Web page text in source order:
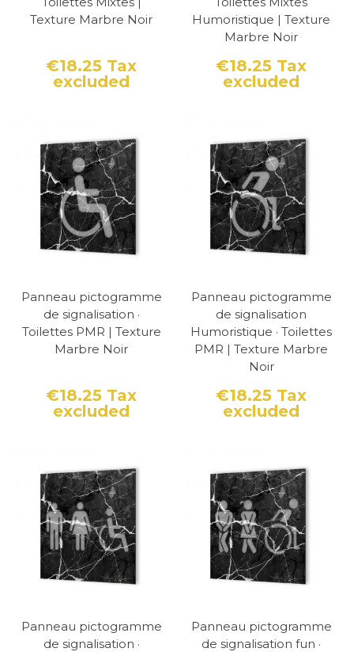
Texture Marbre Noir
Price
€18.25 Tax
excluded
Humoristique | Texture
Marbre Noir
Price
€18.25 Tax
excluded
Panneau pictogramme
de signalisation ·
Toilettes PMR | Texture
Marbre Noir
Price
€18.25 Tax
excluded
Panneau pictogramme
de signalisation
Humoristique · Toilettes
PMR | Texture Marbre
Noir
Price
€18.25 Tax
excluded
Panneau pictogramme
de signalisation ·
Panneau pictogramme
de signalisation fun ·